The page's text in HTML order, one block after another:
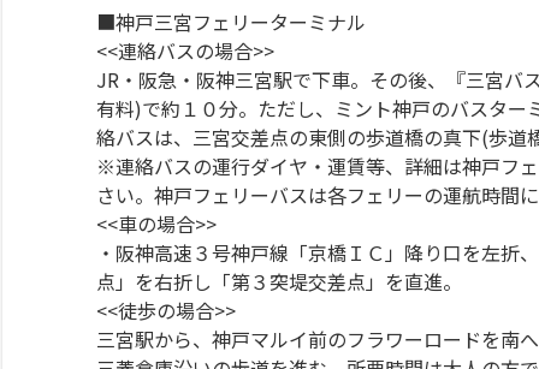
■神戸三宮フェリーターミナル
<<連絡バスの場合>>
JR・阪急・阪神三宮駅で下車。その後、『三宮
有料)で約１０分。ただし、ミント神戸のバスタ
絡バスは、三宮交差点の東側の歩道橋の真下(歩
※連絡バスの運行ダイヤ・運賃等、詳細は神戸フ
さい。神戸フェリーバスは各フェリーの運航時間
<<車の場合>>
・阪神高速３号神戸線「京橋ＩＣ」降り口を左
点」を右折し「第３突堤交差点」を直進。
<<徒歩の場合>>
三宮駅から、神戸マルイ前のフラワーロードを南